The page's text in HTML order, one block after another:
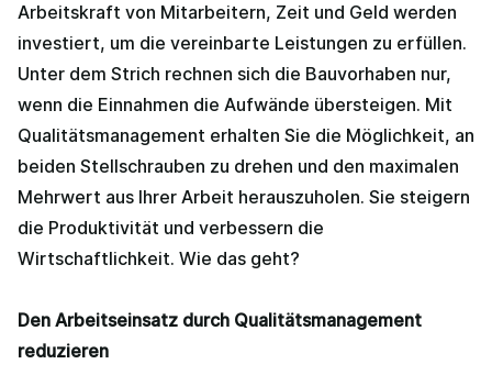
Arbeitskraft von Mitarbeitern, Zeit und Geld werden
investiert, um die vereinbarte Leistungen zu erfüllen.
Unter dem Strich rechnen sich die Bauvorhaben nur,
wenn die Einnahmen die Aufwände übersteigen. Mit
Qualitätsmanagement erhalten Sie die Möglichkeit, an
beiden Stellschrauben zu drehen und den maximalen
Mehrwert aus Ihrer Arbeit herauszuholen. Sie steigern
die Produktivität und verbessern die
Wirtschaftlichkeit. Wie das geht?
Den Arbeitseinsatz durch Qualitätsmanagement
reduzieren